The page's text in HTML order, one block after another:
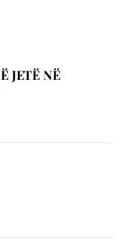
JETЁ NЁ